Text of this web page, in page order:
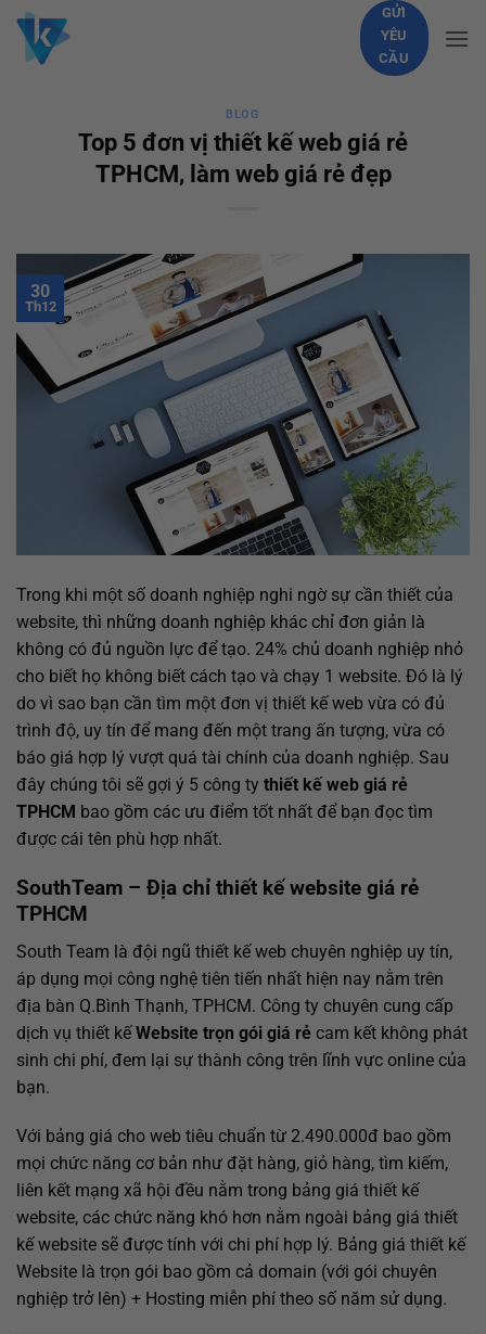
Skip
content
GỬI
YÊU
CẦU
BLOG
Top 5 đơn vị thiết kế web giá rẻ
TPHCM, làm web giá rẻ đẹp
30
Th12
Trong khi một số doanh nghiệp nghi ngờ sự cần thiết của
website, thì những doanh nghiệp khác chỉ đơn giản là
không có đủ nguồn lực để tạo. 24% chủ doanh nghiệp nhỏ
cho biết họ không biết cách tạo và chạy 1 website. Đó là lý
do vì sao bạn cần tìm một đơn vị thiết kế web vừa có đủ
trình độ, uy tín để mang đến một trang ấn tượng, vừa có
báo giá hợp lý vượt quá tài chính của doanh nghiệp. Sau
đây chúng tôi sẽ gợi ý 5 công ty thiết kế web giá rẻ
TPHCM bao gồm các ưu điểm tốt nhất để bạn đọc tìm
được cái tên phù hợp nhất.
SouthTeam – Địa chỉ thiết kếwebsite giá rẻ
TPHCM
South Team là đội ngũ thiết kế web chuyên nghiệp uy tín,
áp dụng mọi công nghệ tiên tiến nhất hiện nay nằm trên
địa bàn Q.Bình Thạnh, TPHCM. Công ty chuyên cung cấp
dịch vụ thiết kếWebsite trọn gói giá rẻ cam kết không phát
sinh chi phí, đem lại sự thành công trên lĩnh vực online của
bạn.
Với bảng giá cho web tiêu chuẩn từ 2.490.000đ bao gồm
mọi chức năng cơ bản như đặt hàng, giỏ hàng, tìm kiếm,
liên kết mạng xã hội đều nằm trong bảng giá thiết kế
website, các chức năng khó hơn nằm ngoài bảng giá thiết
kế website sẽ được tính với chi phí hợp lý. Bảng giá thiết kế
Website là trọn gói bao gồm cả domain (với gói chuyên
nghiệp trở lên) + Hosting miễn phí theo số năm sử dụng.